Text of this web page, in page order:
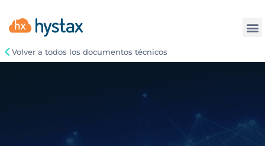
Volver a todos los documentos técnicos